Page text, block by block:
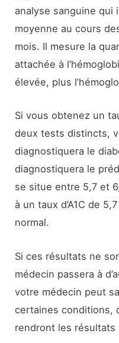
analyse sanguine qui
moyenne au cours
mois. Il mesure la
attachée à
élevée, plus
Si vous obtenez un
deux tests distincts,
diagnostiquera le
diagnostiquera le
se situe entre 5,7 et
à un taux d’A1C de
normal.
Si ces résultats ne
médecin passera à
votre médecin peut
certaines conditions,
rendront les résultats